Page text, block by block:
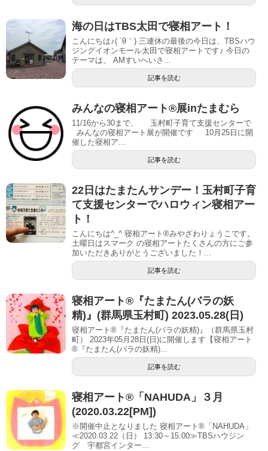
海の日はTBS太田で寝相アート！
こんにちは♪( ´θ｀) 三連休の最後の今日は、TBSハウ
ジングイオンモール太田で寝相アートです♪ 今日の
テーマは、 AMすいへいさ...
記事を読む
みんなの寝相アート®展inたまむら
11/16から30まで、 玉村町子育て支援センターで
みんなの寝相アート展が開催です 10月25日に開
催した寝相ア...
記事を読む
22日はたまたんサンデー！玉村町子育
て支援センターでハロウィン寝相アー
ト！
こんにちは^_^ 寝相アート®︎みやざわりょうこです。
土曜日はスマーク の寝相アートたくさんの方にご参
加いただきありがとうございました！...
記事を読む
寝相アート®︎『たまたん(バラの妖
精)』(群馬県玉村町) 2023.05.28(日)
寝相アート®『たまたん(バラの妖精)』（群馬県玉村
町） 2023年05月28日(日)に開催します【寝相アート
®︎『たまたん(バラの妖精)...
記事を読む
寝相アート®「NAHUDA」３月
(2020.03.22[PM])
※開催中止となりました 寝相アート®「NAHUDA」
≪2020.03.22（日） 13:30～15:00≫TBSハウジン
グ 宇都宮インター...